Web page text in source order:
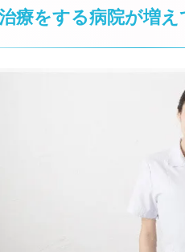
療をする病院が増え